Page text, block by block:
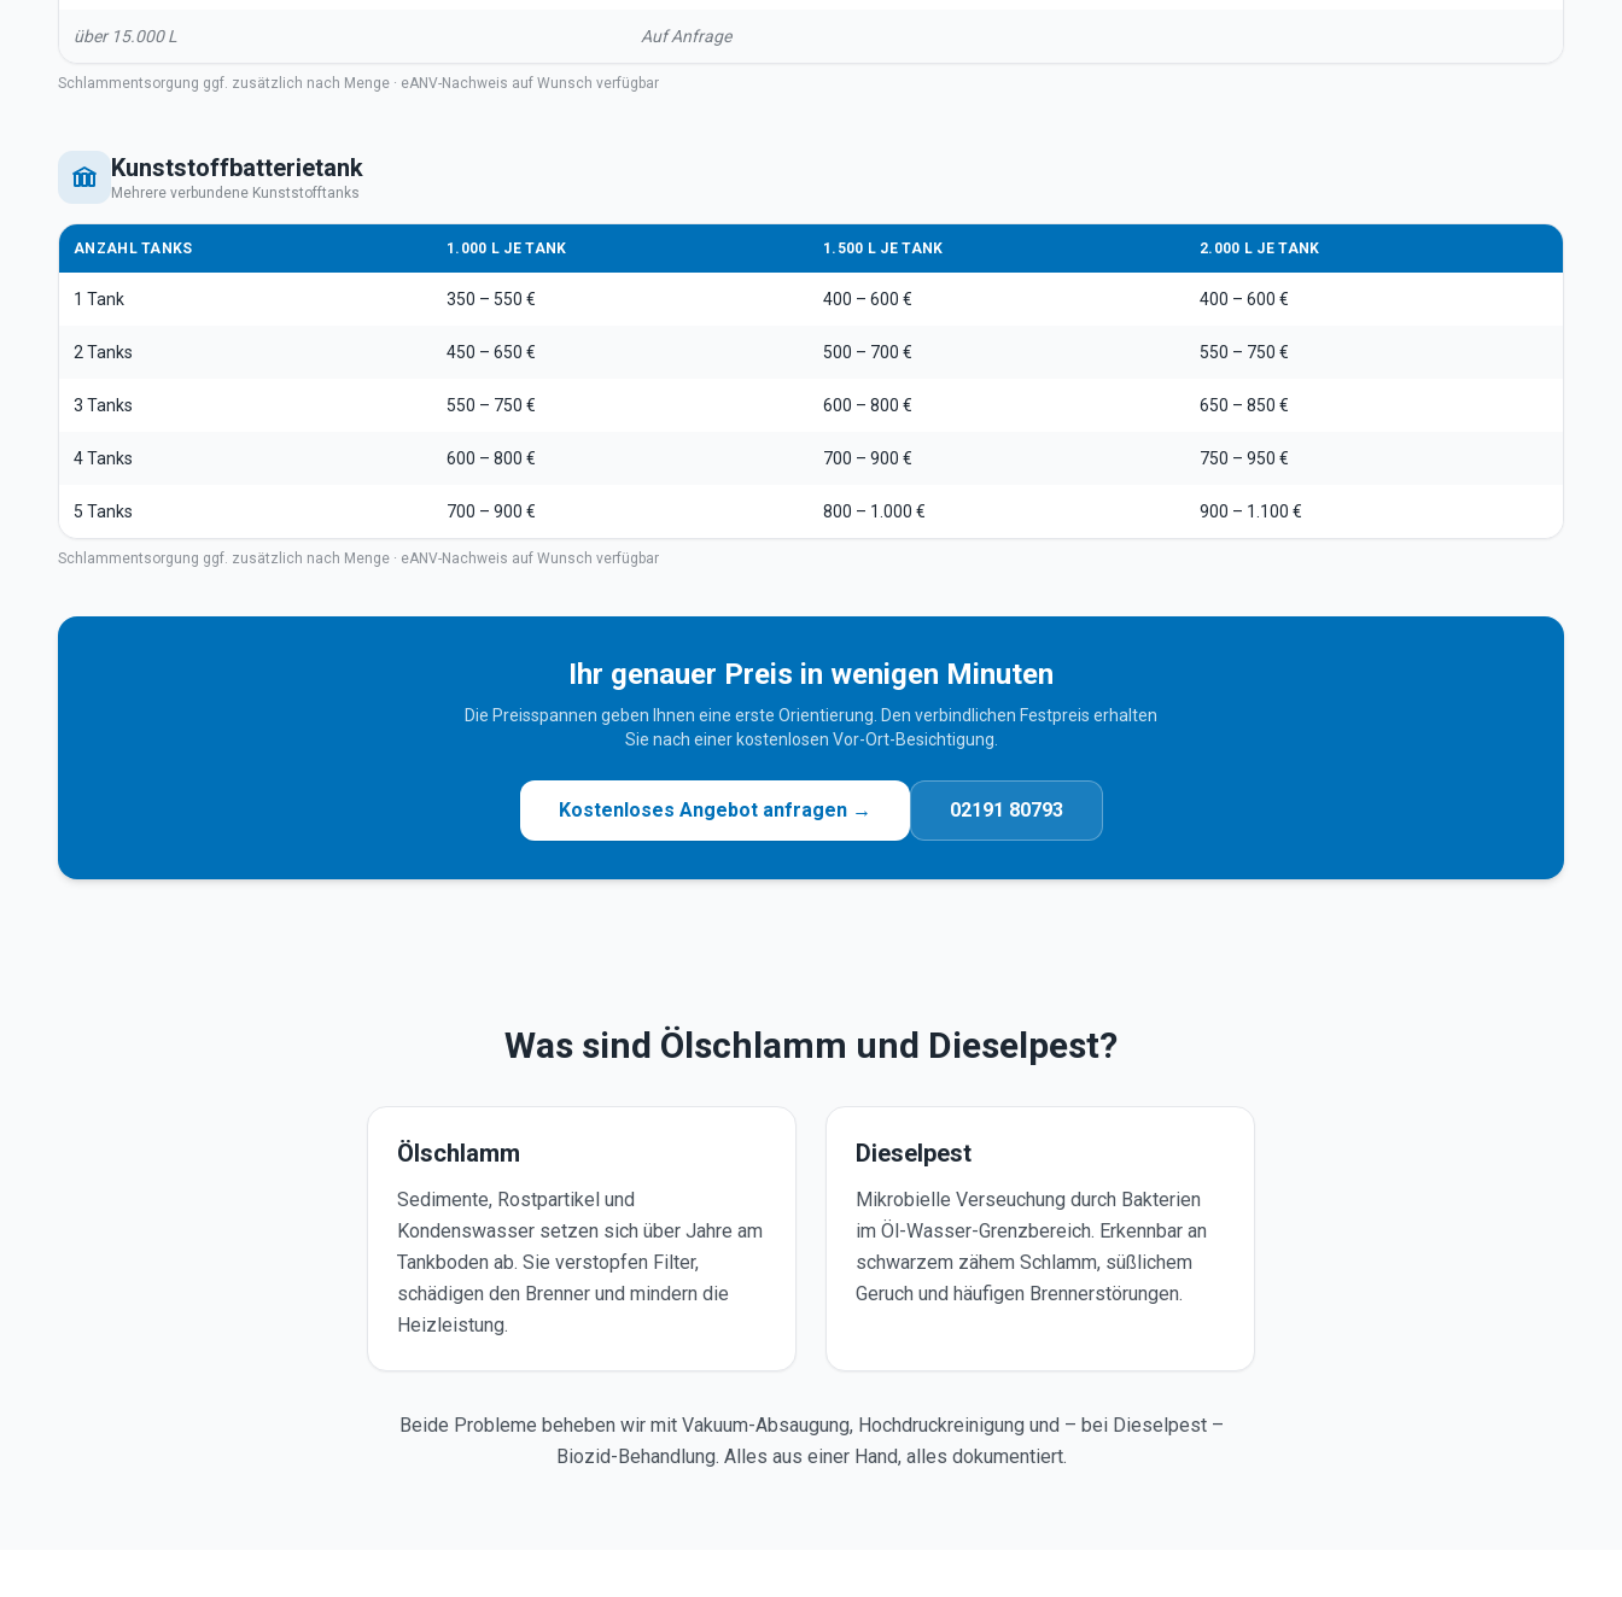
über 15.000 L Auf Anfrage
Schlammentsorgung ggf. zusätzlich nach Menge · eANV-Nachweis auf Wunsch verfügbar
Kunststoffbatterietank
Mehrere verbundene Kunststofftanks
ANZAHL TANKS 1.000 L JE TANK 1.500 L JE TANK 2.000 L JE TANK
1 Tank 350 – 550 € 400 – 600 € 400 – 600 €
2 Tanks 450 – 650 € 500 – 700 € 550 – 750 €
3 Tanks 550 – 750 € 600 – 800 € 650 – 850 €
4 Tanks 600 – 800 € 700 – 900 € 750 – 950 €
5 Tanks 700 – 900 € 800 – 1.000 € 900 – 1.100 €
Schlammentsorgung ggf. zusätzlich nach Menge · eANV-Nachweis auf Wunsch verfügbar
Ihr genauer Preis in wenigen Minuten
Die Preisspannen geben Ihnen eine erste Orientierung. Den verbindlichen Festpreis erhalten
Sie nach einer kostenlosen Vor-Ort-Besichtigung.
Kostenloses Angebot anfragen → 02191 80793
Was sind Ölschlamm und Dieselpest?
Ölschlamm
Sedimente, Rostpartikel und
Kondenswasser setzen sich über Jahre am
Tankboden ab. Sie verstopfen Filter,
schädigen den Brenner und mindern die
Heizleistung.
Dieselpest
Mikrobielle Verseuchung durch Bakterien
im Öl-Wasser-Grenzbereich. Erkennbar an
schwarzem zähem Schlamm, süßlichem
Geruch und häufigen Brennerstörungen.
Beide Probleme beheben wir mit Vakuum-Absaugung, Hochdruckreinigung und – bei Dieselpest –
Biozid-Behandlung. Alles aus einer Hand, alles dokumentiert.